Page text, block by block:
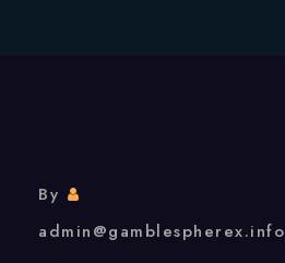
By
admin@gamblespherex.info